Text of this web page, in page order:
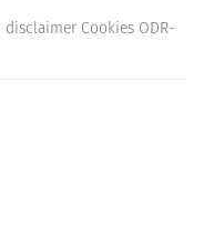
disclaimer Cookies ODR-